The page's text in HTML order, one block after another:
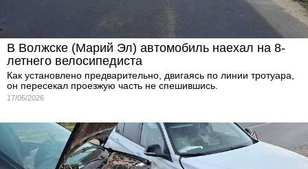
В Волжске (Марий Эл) автомобиль наехал на 8-
летнего велосипедиста
Как установлено предварительно, двигаясь по линии тротуара,
он пересекал проезжую часть не спешившись.
17/06/2026